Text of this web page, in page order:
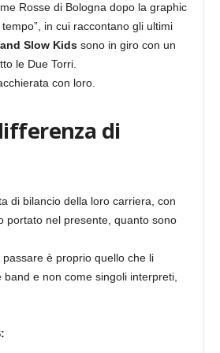
Rosse di Bologna dopo la graphic
in cui raccontano gli ultimi
Slow Kidssono in giro con un
le Due Torri.
con loro.
di
di bilancio della loro carriera, con
portato nel presente, quanto sono
è proprio quello che li
e non come singoli interpreti,